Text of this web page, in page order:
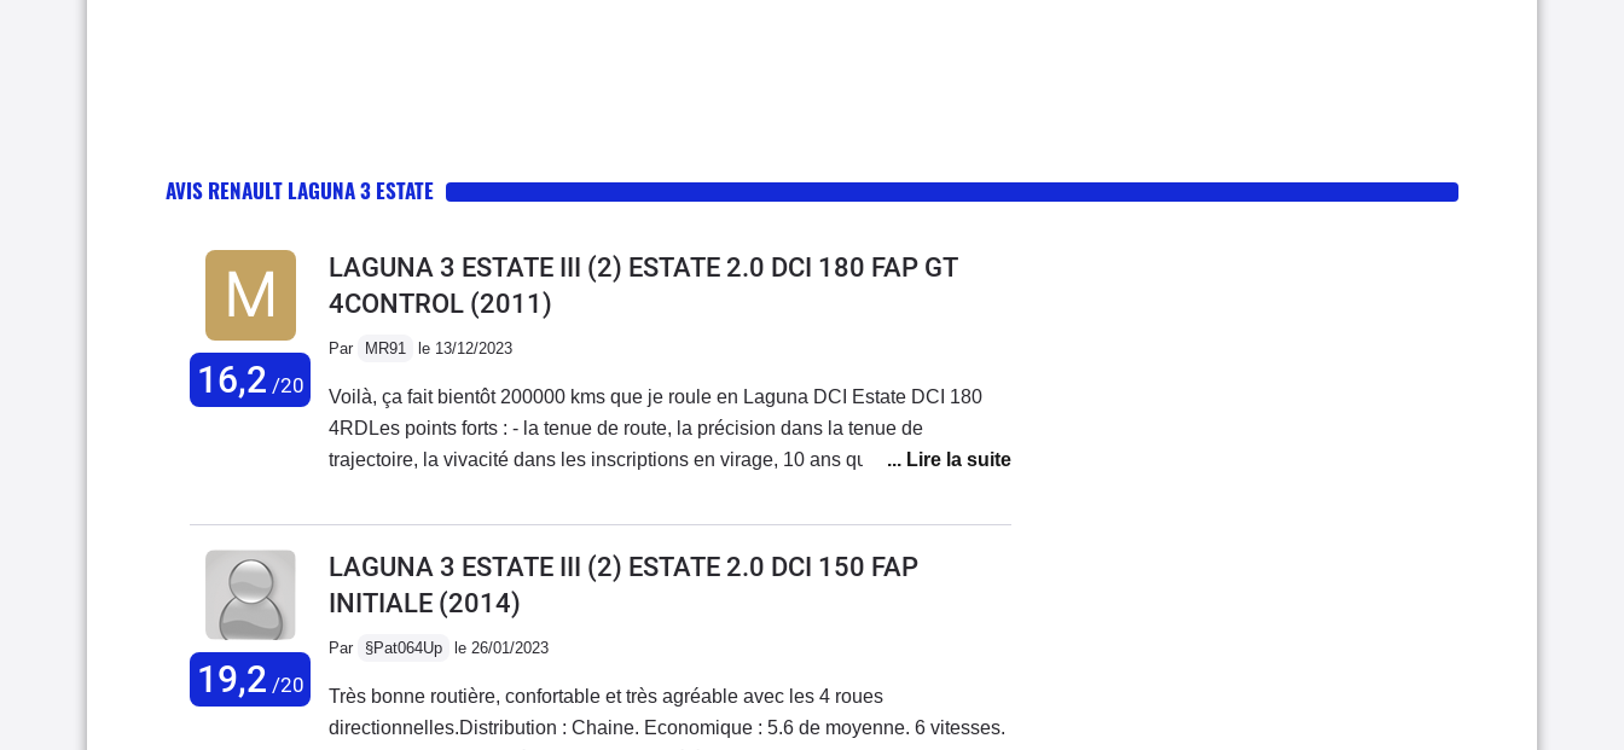
AVIS RENAULT LAGUNA 3 ESTATE
16,2 /20
LAGUNA 3 ESTATE III (2) ESTATE 2.0 DCI 180 FAP GT
4CONTROL (2011)
Par MR91 le 13/12/2023
Voilà, ça fait bientôt 200000 kms que je roule en Laguna DCI Estate DCI 180
4RDLes points forts : - la tenue de route, la précision dans la tenue de
trajectoire, la vivacité dans les inscriptions en virage, 10 ans que je l'ai, elle m'
rapports 1-2-3 nous n'avons pas les 400 Nm, dommage- Conso, au quotidien
(route / ville) je tourne à 6.8 - 7L. Sur autoroute on peut descendre à 6.5 voir
moins en faisant attention - freinage très efficace- vehicule break, super pratique
pour charger- Fiabilité / usure: j'ai eu le capteur de compresseur de clim HS
(donc comp à changer), usure disques AV/AR un peu trop rapide (100 Kkms,
le tableau de bord (depuis toujours) , éclairage TDB aléatoire (depuis toujours
aussi) - confort, ah le chassis sport c'est très efficace... mais un poil raide sur les
19,2 /20
LAGUNA 3 ESTATE III (2) ESTATE 2.0 DCI 150 FAP
INITIALE (2014)
Par §Pat064Up le 26/01/2023
Très bonne routière, confortable et très agréable avec les 4 roues
directionnelles.Distribution : Chaine. Economique : 5.6 de moyenne. 6 vitesses.